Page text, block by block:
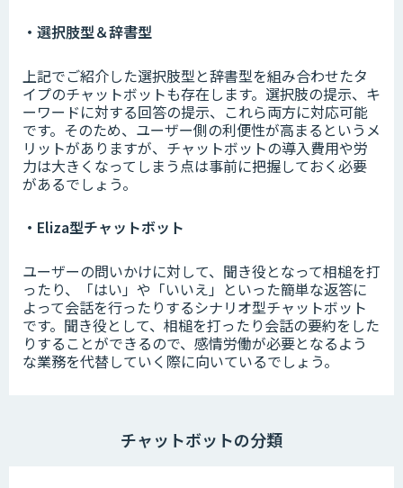
・選択肢型＆辞書型
上記でご紹介した選択肢型と辞書型を組み合わせたタ
イプのチャットボットも存在します。選択肢の提示、キ
ーワードに対する回答の提示、これら両方に対応可能
です。そのため、ユーザー側の利便性が高まるというメ
リットがありますが、チャットボットの導入費用や労
力は大きくなってしまう点は事前に把握しておく必要
があるでしょう。
・Eliza型チャットボット
ユーザーの問いかけに対して、聞き役となって相槌を打
ったり、「はい」や「いいえ」といった簡単な返答に
よって会話を行ったりするシナリオ型チャットボット
です。聞き役として、相槌を打ったり会話の要約をした
りすることができるので、感情労働が必要となるよう
な業務を代替していく際に向いているでしょう。
チャットボットの分類